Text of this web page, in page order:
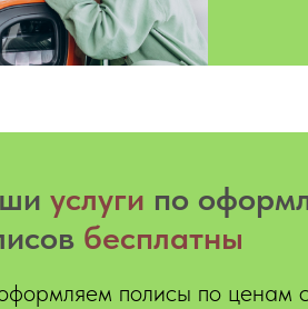
услуги по
бесплатны
полисы по ценам